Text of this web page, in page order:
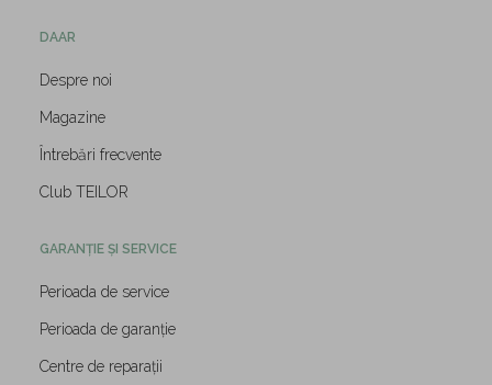
DAAR
Despre noi
Magazine
Întrebări frecvente
Club TEILOR
GARANȚIE ȘI SERVICE
Perioada de service
Perioada de garanție
Centre de reparații